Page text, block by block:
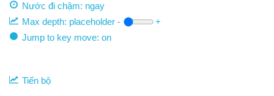
Nước đi chậm: ngay
Max depth: placeholder -
+
Jump to key move: on
Tiến bộ